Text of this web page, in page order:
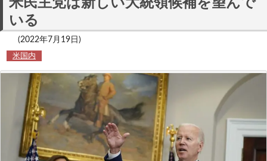
COVID-19
米国内
国際
米民主党は新しい大統領候補を望んで
いる
(2022年7月19日)
米国内